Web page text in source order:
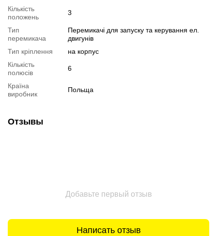
Кількість
положень
3
Тип
перемикача
Перемикачі для запуску та керування ел.
двигунів
Тип кріплення
на корпус
Кількість
полюсів
6
Країна
виробник
Польща
Отзывы
Добавьте первый отзыв
Написать отзыв